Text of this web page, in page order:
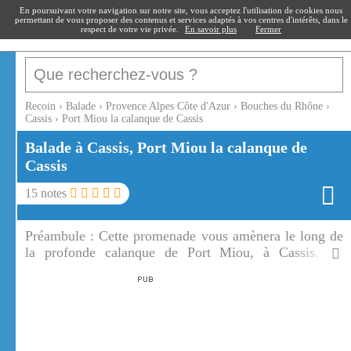
recoin.fr
Recoin › Balade › Provence Alpes Côte d'Azur › Bouches du Rhône ›
Cassis › Port Miou la calanque de Cassis
Balade à Cassis, Port Miou la calanque de
Cassis
15 notes
Préambule :Cette promenade vous amènera le long de
la profonde calanque de Port Miou, à Cassis. La
l'embouchure la vue devient féerique avec le vert des
En poursuivant votre navigation sur notre site, vous acceptez l'utilisation de cookies nous
permettant de vous proposer des contenus et services adaptés à vos centres d'intérêts, dans le
respect de votre vie privée.
En savoir plus Fermer